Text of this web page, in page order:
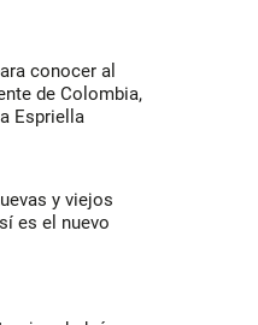
conocer al
de Colombia,
Espriella
y viejos
es el nuevo